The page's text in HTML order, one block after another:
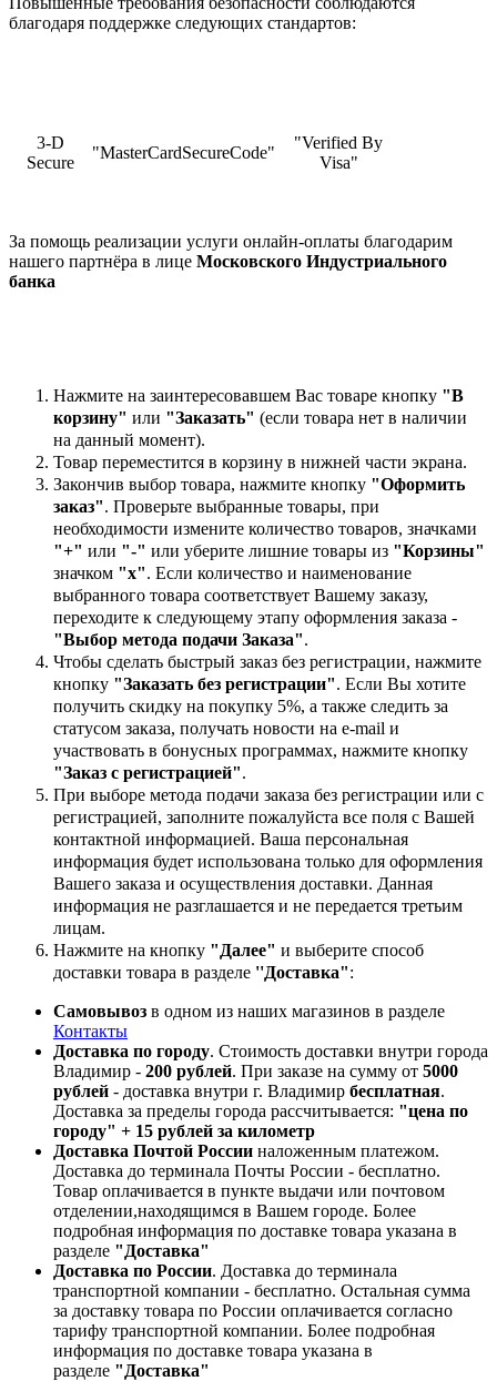
благодаря поддержке следующих стандартов:
3-D
Secure
"MasterCardSecureCode"
"Verified By
Visa"
За помощь реализации услуги онлайн-оплаты благодарим
нашего партнёра в лице Московского Индустриального
банка
Нажмите на заинтересовавшем Вас товаре кнопку "В
корзину" или "Заказать" (если товара нет в наличии
на данный момент).
Товар переместится в корзину в нижней части экрана.
Закончив выбор товара, нажмите кнопку "Оформить
заказ". Проверьте выбранные товары, при
необходимости измените количество товаров, значками
"+" или "-" или уберите лишние товары из "Корзины"
значком "х". Если количество и наименование
выбранного товара соответствует Вашему заказу,
переходите к следующему этапу оформления заказа -
"Выбор метода подачи Заказа".
Чтобы сделать быстрый заказ без регистрации, нажмите
кнопку "Заказать без регистрации". Если Вы хотите
получить скидку на покупку 5%, а также следить за
статусом заказа, получать новости на e-mail и
участвовать в бонусных программах, нажмите кнопку
"Заказ с регистрацией".
При выборе метода подачи заказа без регистрации или с
регистрацией, заполните пожалуйста все поля с Вашей
контактной информацией. Ваша персональная
информация будет использована только для оформления
Вашего заказа и осуществления доставки. Данная
информация не разглашается и не передается третьим
лицам.
Нажмите на кнопку "Далее" и выберите способ
доставки товара в разделе ''Доставка":
Самовывоз в одном из наших магазинов в разделе
Контакты
Доставка по городу. Стоимость доставки внутри города
Владимир - 200 рублей. При заказе на сумму от 5000
рублей - доставка внутри г. Владимир бесплатная.
Доставка за пределы города рассчитывается: "цена по
городу" + 15 рублей за километр
Доставка Почтой России наложенным платежом.
Доставка до терминала Почты России - бесплатно.
Товар оплачивается в пункте выдачи или почтовом
отделении,находящимся в Вашем городе. Более
подробная информация по доставке товара указана в
разделе "Доставка"
Доставка по России. Доставка до терминала
транспортной компании - бесплатно. Остальная сумма
за доставку товара по России оплачивается согласно
тарифу транспортной компании. Более подробная
информация по доставке товара указана в
разделе "Доставка"